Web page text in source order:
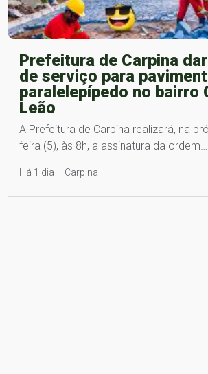
Prefeitura de Carpina
de serviço para
paralelepípedo no bairro
Leão
A Prefeitura de Carpina realizará, na
feira (5), às 8h, a assinatura da ordem…
Há 1 dia – Carpina